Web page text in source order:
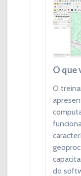
O que
O
do